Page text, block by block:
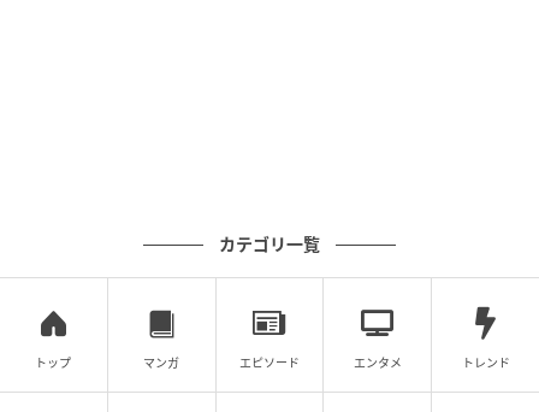
カテゴリ一覧
トップ マンガ エピソード エンタメ トレンド